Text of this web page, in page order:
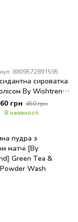
8809572891595
сироватка
By Wishtrend
Energy Calming
Ampoule
грн 450 грн
В наявності